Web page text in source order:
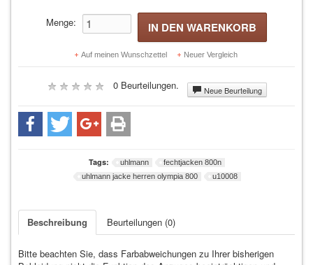
TRAINERBEKLEIDUNG
ZUBEHÖR
Schmuck (2)
Virtual Reality (4)
T-Shirts (3)
Menge:
Auf meinen Wunschzettel Neuer Vergleich
0 Beurteilungen. Neue Beurteilung
Tags: uhlmann
fechtjacken 800n
uhlmann jacke herren olympia 800
u10008
Beschreibung Beurteilungen (0)
Bitte beachten Sie, dass Farbabweichungen zu Ihrer bisherigen